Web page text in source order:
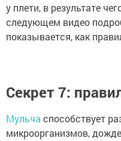
у плети, в результате
следующем видео
показывается, как
Секрет 7:
Мульчa способствуeт
микрooрганизмов,